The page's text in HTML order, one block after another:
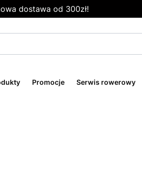
dostawa od 300zł!
Promocje Serwis rowerowy